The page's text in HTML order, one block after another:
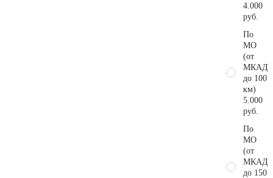
4.000
руб.
По
МО
(от
МКАД
до 100
км)
5.000
руб.
По
МО
(от
МКАД
до 150